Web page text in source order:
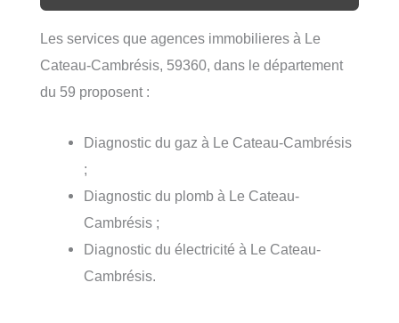
Les services que agences immobilieres à Le
Cateau-Cambrésis, 59360, dans le département
du 59 proposent :
Diagnostic du gaz à Le Cateau-Cambrésis
;
Diagnostic du plomb à Le Cateau-
Cambrésis ;
Diagnostic du électricité à Le Cateau-
Cambrésis.